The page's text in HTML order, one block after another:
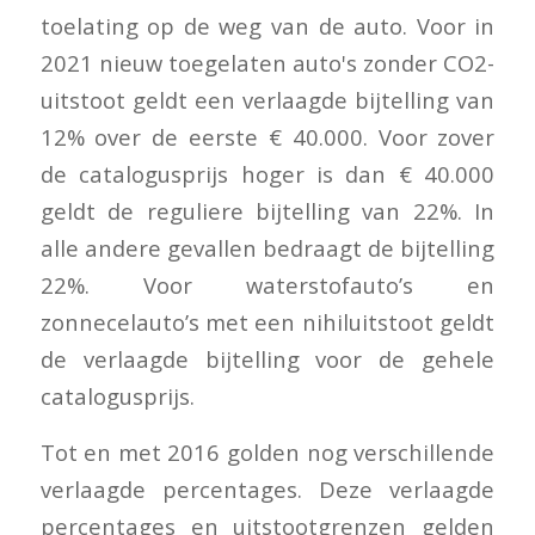
toelating op de weg van de auto. Voor in
2021 nieuw toegelaten auto's zonder CO2-
uitstoot geldt een verlaagde bijtelling van
12% over de eerste € 40.000. Voor zover
de catalogusprijs hoger is dan € 40.000
geldt de reguliere bijtelling van 22%. In
alle andere gevallen bedraagt de bijtelling
22%. Voor waterstofauto’s en
zonnecelauto’s met een nihiluitstoot geldt
de verlaagde bijtelling voor de gehele
catalogusprijs.
Tot en met 2016 golden nog verschillende
verlaagde percentages. Deze verlaagde
percentages en uitstootgrenzen gelden